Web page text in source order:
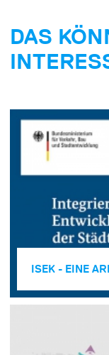
DAS
ISEK - EINE